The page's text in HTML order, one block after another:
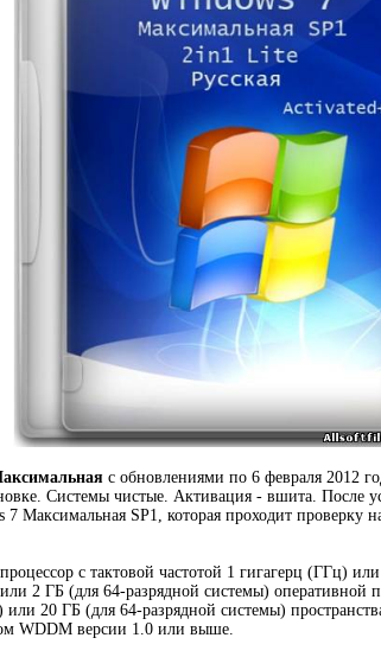
с обновлениями по 6 февраля 2012
Системы чистые. Активация - вшита. После
Максимальная SP1, которая проходит проверку
с тактовой частотой 1 гигагерц (ГГц)
2 ГБ (для 64-разрядной системы) оперативной
20 ГБ (для 64-разрядной системы)
WDDM версии 1.0 или выше.